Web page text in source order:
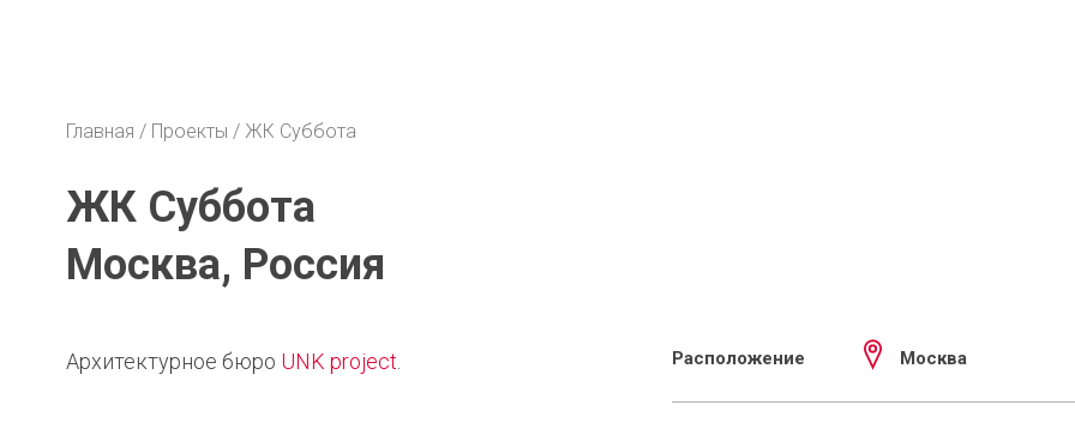
Главная Проекты ЖК Суббота
ЖК Суббота
Москва, Россия
Архитектурное бюро UNK project Расположение Москва